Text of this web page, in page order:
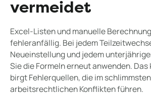
vermeidet
Excel-Listen und manuelle
fehleranfällig. Bei jedem
Neueinstellung und jedem
Sie die Formeln erneut anwenden.
birgt Fehlerquellen, die im
arbeitsrechtlichen Konflikten führen.